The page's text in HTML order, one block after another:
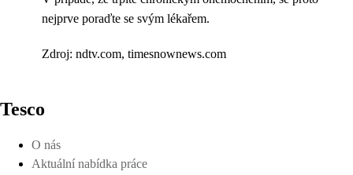
nejprve poraďte se svým lékařem.
Zdroj: ndtv.com, timesnownews.com
Tesco
O nás
Aktuální nabídka práce